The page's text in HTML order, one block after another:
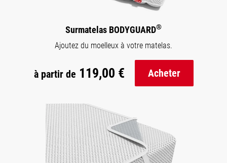
Surmatelas BODYGUARD®
Ajoutez du moelleux à votre matelas.
à partir de 119,00 € Acheter